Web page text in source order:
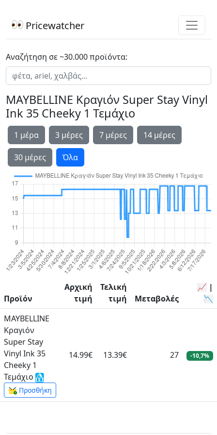
Pricewatcher
Αναζήτηση σε ~30.000 προϊόντα:
MAYBELLINE Κραγιόν Super Stay Vinyl
Ink 35 Cheeky 1 Τεμάχιο
1 μέρα 3 μέρες 7 μέρες 14 μέρες
30 μέρες Όλα
Προϊόν
Αρχική
τιμή
Τελική
τιμή
Μεταβολές
📈 |
📉
MAYBELLINE
Κραγιόν
Super Stay
Vinyl Ink 35
Cheeky 1
Τεμάχιο
Προσθήκη
14.99€ 13.39€ 27 -10,7%